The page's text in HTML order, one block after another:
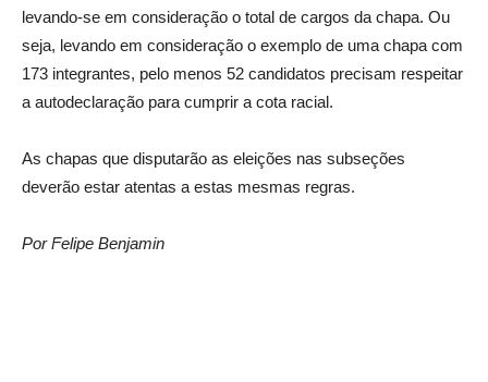
levando-se em consideração o total de cargos da chapa. Ou
seja, levando em consideração o exemplo de uma chapa com
173 integrantes, pelo menos 52 candidatos precisam respeitar
a autodeclaração para cumprir a cota racial.
As chapas que disputarão as eleições nas subseções
deverão estar atentas a estas mesmas regras.
Por Felipe Benjamin